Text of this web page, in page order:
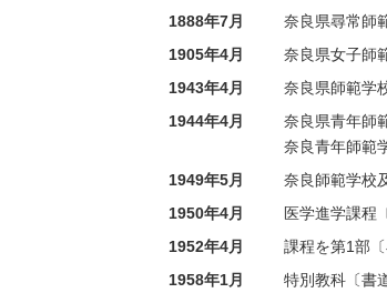
1888年7月
奈良県尋常師
1905年4月
奈良県女子師
1943年4月
奈良県師範学
1944年4月
奈良県青年師
奈良青年師範
1949年5月
奈良師範学校
1950年4月
医学進学課程
1952年4月
課程を第1部
1958年1月
特別教科〔書